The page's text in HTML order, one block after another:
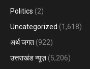
Politics (2)
Uncategorized (1,618)
अर्थ जगत (922)
उत्तराखंड न्यूज़ (5,206)